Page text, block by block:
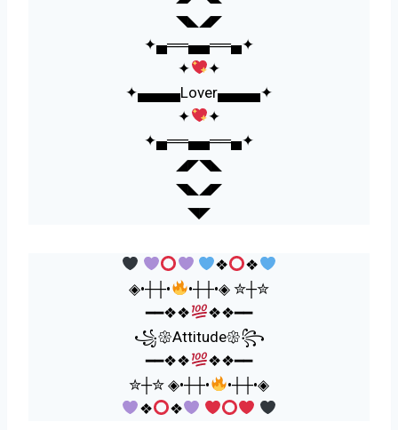
◥◣◢◤
✦▄══▄▄══▄✦
✦
✦
✦▄▄▄▄Lover▄▄▄▄✦
✦
✦
✦▄══▄▄══▄✦
◢◤◥◣
◥◣◢◤
◥◤
❖
❖
◈•┼┼•
•┼┼•◈ ✮┼✮
━━❖❖
❖❖━━
꧁𑁍Attitude𑁍꧂
━━❖❖
❖❖━━
✮┼✮ ◈•┼┼•
•┼┼•◈
❖
❖